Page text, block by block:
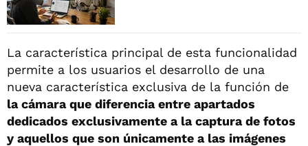
La característica principal de esta funcionalidad
permite a los usuarios el desarrollo de una
nueva característica exclusiva de la función de
la cámara que diferencia entre apartados
dedicados exclusivamente a la captura de fotos
y aquellos que son únicamente a las imágenes